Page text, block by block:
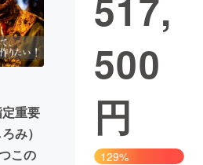
書籍・雑誌
チャレンジ
活性化
Good
CAMPFIRE Creation
重要
み）
この
500
円
129%